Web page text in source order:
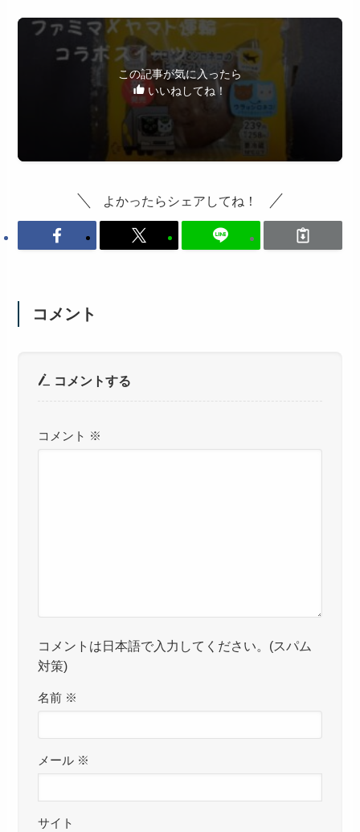
この記事が気に入ったら
いいねしてね！
よかったらシェアしてね！
コメント
コメントする
コメント ※
コメントは日本語で入力してください。(スパム
対策)
名前 ※
メール ※
サイト